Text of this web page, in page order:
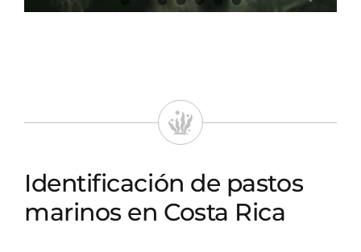
Identificación de pastos
marinos en Costa Rica